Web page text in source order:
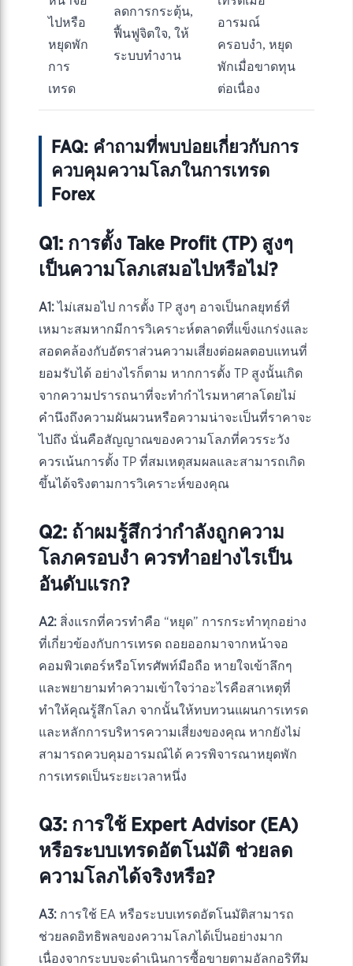
ไปหรือ
หยุดพัก
การ
เทรด
ลดการกระตุ้น,
ฟื้นฟูจิตใจ, ให้
ระบบทำงาน
อารมณ์
ครอบงำ, หยุด
พักเมื่อขาดทุน
ต่อเนื่อง
FAQ: คำถามที่พบบ่อยเกี่ยวกับการ
ควบคุมความโลภในการเทรด
Forex
Q1: การตั้ง Take Profit (TP) สูงๆ
เป็นความโลภเสมอไปหรือไม่?
A1: ไม่เสมอไป การตั้ง TP สูงๆ อาจเป็นกลยุทธ์ที่
เหมาะสมหากมีการวิเคราะห์ตลาดที่แข็งแกร่งและ
สอดคล้องกับอัตราส่วนความเสี่ยงต่อผลตอบแทนที่
ยอมรับได้ อย่างไรก็ตาม หากการตั้ง TP สูงนั้นเกิด
จากความปรารถนาที่จะทำกำไรมหาศาลโดยไม่
คำนึงถึงความผันผวนหรือความน่าจะเป็นที่ราคาจะ
ไปถึง นั่นคือสัญญาณของความโลภที่ควรระวัง
ควรเน้นการตั้ง TP ที่สมเหตุสมผลและสามารถเกิด
ขึ้นได้จริงตามการวิเคราะห์ของคุณ
Q2: ถ้าผมรู้สึกว่ากำลังถูกความ
โลภครอบงำ ควรทำอย่างไรเป็น
อันดับแรก?
A2: สิ่งแรกที่ควรทำคือ “หยุด” การกระทำทุกอย่าง
ที่เกี่ยวข้องกับการเทรด ถอยออกมาจากหน้าจอ
คอมพิวเตอร์หรือโทรศัพท์มือถือ หายใจเข้าลึกๆ
และพยายามทำความเข้าใจว่าอะไรคือสาเหตุที่
ทำให้คุณรู้สึกโลภ จากนั้นให้ทบทวนแผนการเทรด
และหลักการบริหารความเสี่ยงของคุณ หากยังไม่
สามารถควบคุมอารมณ์ได้ ควรพิจารณาหยุดพัก
การเทรดเป็นระยะเวลาหนึ่ง
Q3: การใช้ Expert Advisor (EA)
หรือระบบเทรดอัตโนมัติ ช่วยลด
ความโลภได้จริงหรือ?
A3: การใช้ EA หรือระบบเทรดอัตโนมัติสามารถ
ช่วยลดอิทธิพลของความโลภได้เป็นอย่างมาก
เนื่องจากระบบจะดำเนินการซื้อขายตามอัลกอริทึม